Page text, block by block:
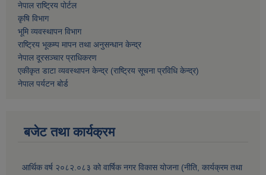
नेपाल राष्ट्रिय पोर्टल
कृषि विभाग
भूमि व्यवस्थापन विभाग
राष्ट्रिय भूकम्प मापन तथा अनुसन्धान केन्द्र
नेपाल दूरसञ्चार प्राधिकरण
एकीकृत डाटा व्यवस्थापन केन्द्र (राष्ट्रिय सूचना प्रविधि केन्द्र)
नेपाल पर्यटन बोर्ड
बजेट तथा कार्यक्रम
आर्थिक वर्ष २०८२.०८३ को वार्षिक नगर विकास योजना (नीति, कार्यक्रम तथा